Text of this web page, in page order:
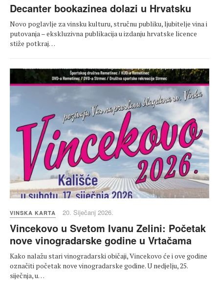
Decanter bookazinea dolazi u Hrvatsku
Novo poglavlje za vinsku kulturu, stručnu publiku, ljubitelje vina i
putovanja – ekskluzivna publikacija u izdanju hrvatske licence
stiže potkraj…
VINSKA KARTA 20. Siječanj 2026.
Vincekovo u Svetom Ivanu Zelini: Početak
nove vinogradarske godine u Vrtačama
Kako nalažu stari vinogradarski običaji, Vincekovo će i ove godine
označiti početak nove vinogradarske godine. U nedjelju, 25.
siječnja, u…